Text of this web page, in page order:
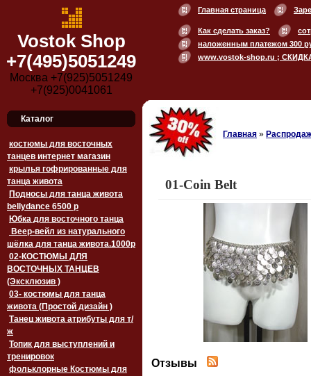
Vostok Shop
+7(495)5051249
Москва +7(925)5051249
+7(925)0041061
Главная страница
Как сделать заказ?
наложенным платежом 300
www.vostok-shop.ru ;
Каталог
костюмы для восточных
танцев интернет магазин
крылья гофрированные для
танца живота
Подносы для танца живота
bellydance 6500 p
Юбка для восточного танца
Веер-вейл из натурального
шёлка для танца живота.1000p
02-КОСТЮМЫ ДЛЯ
ВОСТОЧНЫХ ТАНЦЕВ
(Эксклюзив )
03- костюмы для танца
живота (Простой дизайн )
Танец живота атрибуты для т/
ж
Топик для выступлений и
тренировок
фольклорные Костюмы для
Главная »
01-Coin Belt
Отзывы